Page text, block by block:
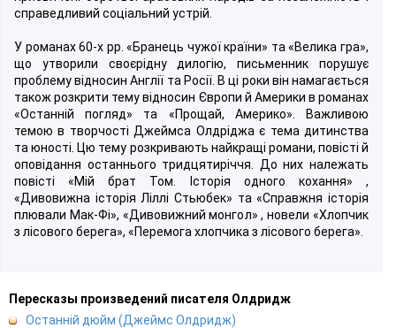
справедливий соціальний устрій.
У романах 60-х pp. «Бранець чужої країни» та «Велика гра»,
що утворили своєрідну дилогію, письменник порушує
проблему відносин Англії та Росії. В ці роки він намагається
також розкрити тему відносин Європи й Америки в романах
«Останній погляд» та «Прощай, Америко». Важливою
темою в творчості Джеймса Олдріджа є тема дитинства
та юності. Цю тему розкривають найкращі романи, повісті й
оповідання останнього тридцятиріччя. До них належать
повісті «Мій брат Том. Історія одного кохання» ,
«Дивовижна історія Ліллі Стьюбек» та «Справжня історія
плювали Мак-Фі», «Дивовижний монгол» , новели «Хлопчик
з лісового берега», «Перемога хлопчика з лісового берега».
Пересказы произведений писателя Олдридж
Останній дюйм (Джеймс Олдридж)